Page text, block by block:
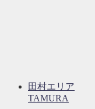
田村エリア
TAMURA